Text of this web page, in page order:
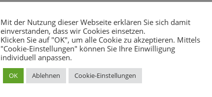
Mit der Nutzung dieser Webseite erklären Sie sich damit
einverstanden, dass wir Cookies einsetzen.
Klicken Sie auf "OK", um alle Cookie zu akzeptieren. Mittels
"Cookie-Einstellungen" können Sie Ihre Einwilligung
individuell anpassen.
OK Ablehnen Cookie-Einstellungen